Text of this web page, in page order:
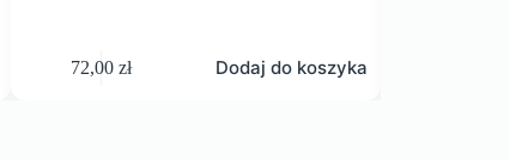
72,00 zł Dodaj do koszyka